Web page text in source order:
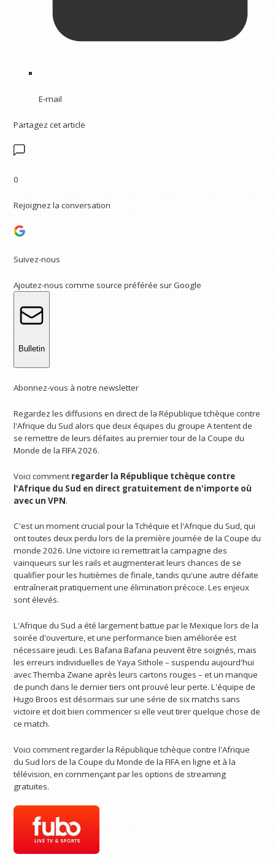
E-mail
Partagez cet article
0
Rejoignez la conversation
Suivez-nous
Ajoutez-nous comme source préférée sur Google
Bulletin
Abonnez-vous à notre newsletter
Regardez les diffusions en direct de la République tchèque contre
l'Afrique du Sud alors que deux équipes du groupe A tentent de
se remettre de leurs défaites au premier tour de la Coupe du
Monde de la FIFA 2026.
Voici comment regarder la République tchèque contre
l'Afrique du Sud en direct gratuitement de n'importe où
avec un VPN.
C'est un moment crucial pour la Tchéquie et l'Afrique du Sud, qui
ont toutes deux perdu lors de la première journée de la Coupe du
monde 2026. Une victoire ici remettrait la campagne des
vainqueurs sur les rails et augmenterait leurs chances de se
qualifier pour les huitièmes de finale, tandis qu'une autre défaite
entraînerait pratiquement une élimination précoce. Les enjeux
sont élevés.
L'Afrique du Sud a été largement battue par le Mexique lors de la
soirée d'ouverture, et une performance bien améliorée est
nécessaire jeudi. Les Bafana Bafana peuvent être soignés, mais
les erreurs individuelles de Yaya Sithole – suspendu aujourd'hui
avec Themba Zwane après leurs cartons rouges – et un manque
de punch dans le dernier tiers ont prouvé leur perte. L'équipe de
Hugo Broos est désormais sur une série de six matchs sans
victoire et doit bien commencer si elle veut tirer quelque chose de
ce match.
Voici comment regarder la République tchèque contre l'Afrique
du Sud lors de la Coupe du Monde de la FIFA en ligne et à la
télévision, en commençant par les options de streaming
gratuites.